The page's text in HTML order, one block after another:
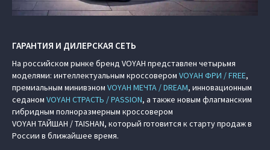
ГАРАНТИЯ И ДИЛЕРСКАЯ СЕТЬ
На российском рынке бренд VOYAH представлен четырьмя
моделями: интеллектуальным кроссовером VOYAH ФРИ / FREE,
премиальным минивэном VOYAH МЕЧТА / DREAM, инновационным
седаном VOYAH СТРАСТЬ / PASSION, а также новым флагманским
гибридным полноразмерным кроссовером
VOYAH ТАЙШАН / TAISHAN, который готовится к старту продаж в
России в ближайшее время.